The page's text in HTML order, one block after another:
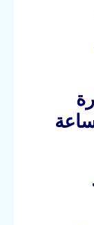
مجانية خلال 24 ساعة